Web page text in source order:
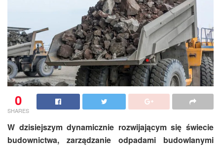
0
SHARES
W dzisiejszym dynamicznie rozwijającym się świecie
budownictwa, zarządzanie odpadami budowlanymi